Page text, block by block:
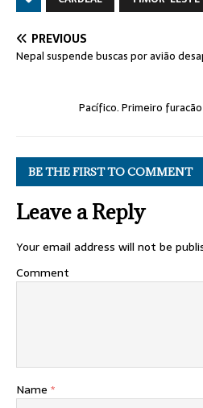
PREVIOUS
Nepal suspende buscas por avião
Pacífico. Primeiro
BE THE FIRST TO COMMENT
Leave a Reply
Your email address will not be
Comment
Name *